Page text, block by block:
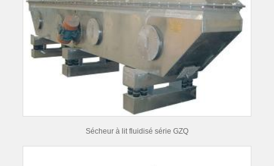
Sécheur à lit fluidisé série GZQ